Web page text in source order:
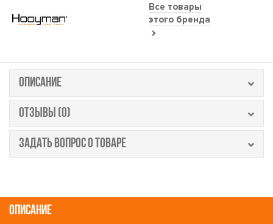
Все товары
этого бренда
ОПИСАНИЕ
ОТЗЫВЫ (0)
ЗАДАТЬ ВОПРОС О ТОВАРЕ
ОПИСАНИЕ